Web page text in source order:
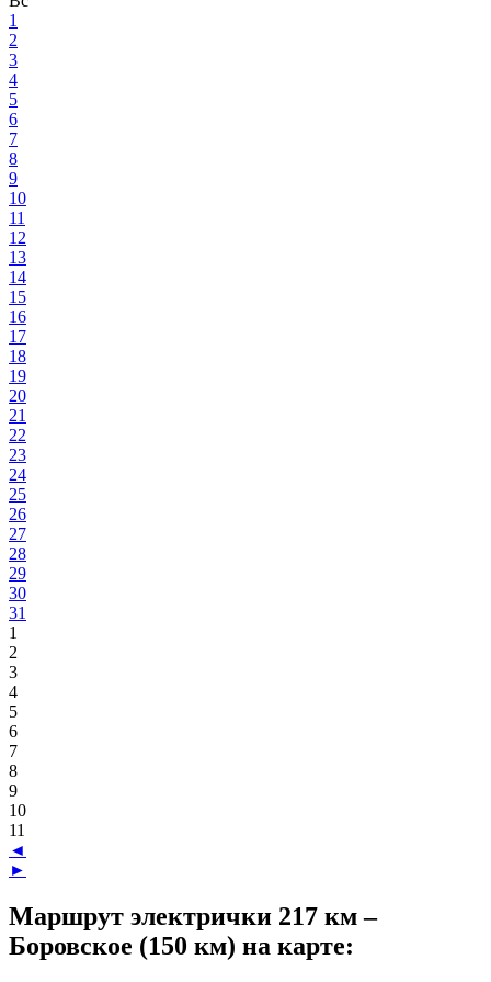
1
2
3
4
5
6
7
8
9
10
11
12
13
14
15
16
17
18
19
20
21
22
23
24
25
26
27
28
29
30
31
1
2
3
4
5
6
7
8
9
10
11
◄
►
Маршрут электрички 217 км –
Боровское (150 км) на карте: